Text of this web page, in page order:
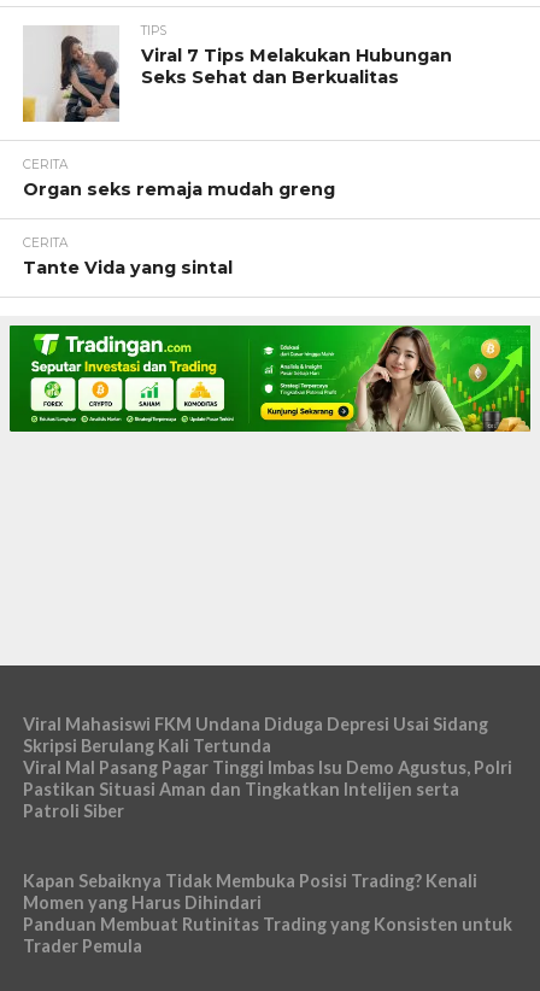
TIPS
Viral 7 Tips Melakukan Hubungan
Seks Sehat dan Berkualitas
CERITA
Organ seks remaja mudah greng
CERITA
Tante Vida yang sintal
Viral Mahasiswi FKM Undana Diduga Depresi Usai Sidang
Skripsi Berulang Kali Tertunda
Viral Mal Pasang Pagar Tinggi Imbas Isu Demo Agustus, Polri
Pastikan Situasi Aman dan Tingkatkan Intelijen serta
Patroli Siber
Kapan Sebaiknya Tidak Membuka Posisi Trading? Kenali
Momen yang Harus Dihindari
Panduan Membuat Rutinitas Trading yang Konsisten untuk
Trader Pemula